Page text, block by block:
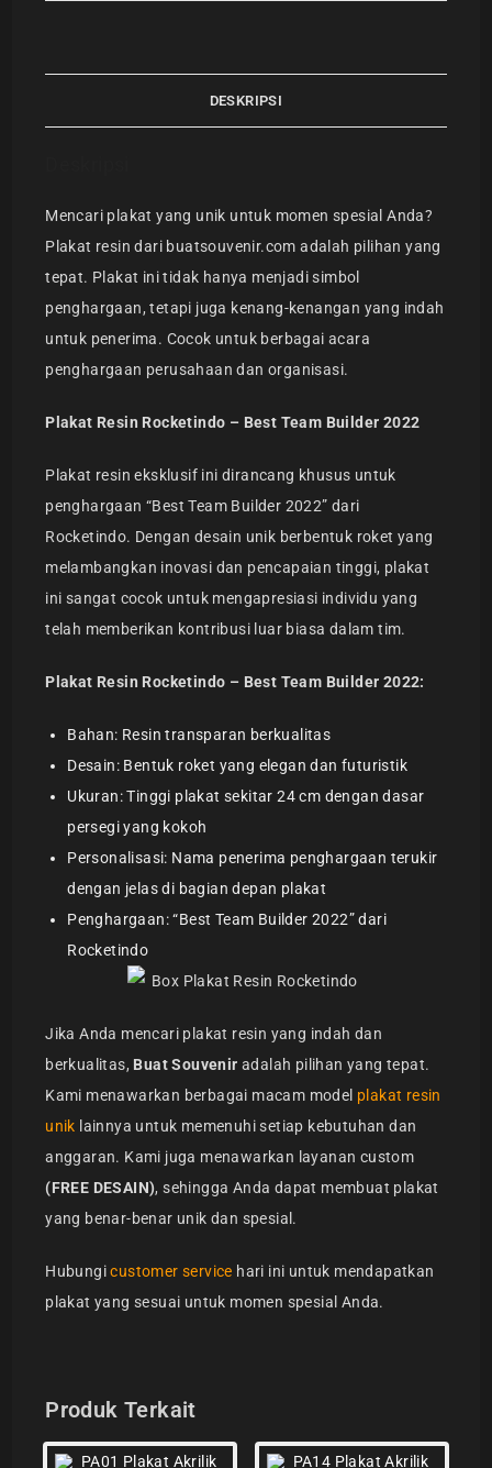
DESKRIPSI
Mencari plakat yang unik untuk momen spesial Anda?
Plakat resin dari buatsouvenir.com adalah pilihan yang
tepat. Plakat ini tidak hanya menjadi simbol
penghargaan, tetapi juga kenang-kenangan yang indah
untuk penerima. Cocok untuk berbagai acara
penghargaan perusahaan dan organisasi.
Plakat Resin Rocketindo – Best Team Builder 2022
Plakat resin eksklusif ini dirancang khusus untuk
penghargaan “Best Team Builder 2022” dari
Rocketindo. Dengan desain unik berbentuk roket yang
melambangkan inovasi dan pencapaian tinggi, plakat
ini sangat cocok untuk mengapresiasi individu yang
telah memberikan kontribusi luar biasa dalam tim.
Plakat Resin Rocketindo – Best Team Builder 2022:
Bahan: Resin transparan berkualitas
Desain: Bentuk roket yang elegan dan futuristik
Ukuran: Tinggi plakat sekitar 24 cm dengan dasar
persegi yang kokoh
Personalisasi: Nama penerima penghargaan terukir
dengan jelas di bagian depan plakat
Penghargaan: “Best Team Builder 2022” dari
Rocketindo
Jika Anda mencari plakat resin yang indah dan
berkualitas, Buat Souvenir adalah pilihan yang tepat.
Kami menawarkan berbagai macam model plakat resin
unik lainnya untuk memenuhi setiap kebutuhan dan
anggaran. Kami juga menawarkan layanan custom
(FREE DESAIN), sehingga Anda dapat membuat plakat
yang benar-benar unik dan spesial.
Hubungicustomer service hari ini untuk mendapatkan
plakat yang sesuai untuk momen spesial Anda.
Produk Terkait